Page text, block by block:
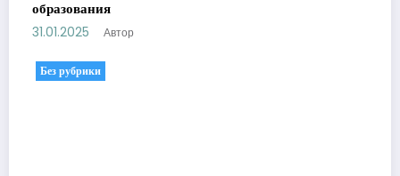
образования
31.01.2025 Автор
Без рубрики